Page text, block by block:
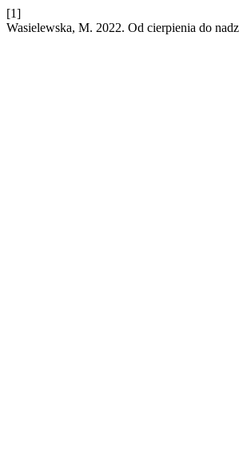
[1]
Wasielewska, M. 2022. Od cierpienia do